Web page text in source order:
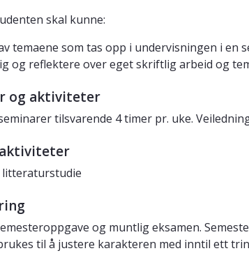
skal kunne:
temaene som tas opp i undervisningen i
og reflektere over eget skriftlig arbeid og
og aktiviteter
tilsvarende 4 timer pr. uke.
litteraturstudie
og muntlig eksamen.
til å justere karakteren med inntil ett